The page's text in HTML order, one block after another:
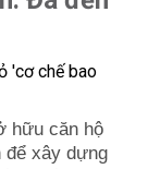
hữu căn hộ
để xây dựng